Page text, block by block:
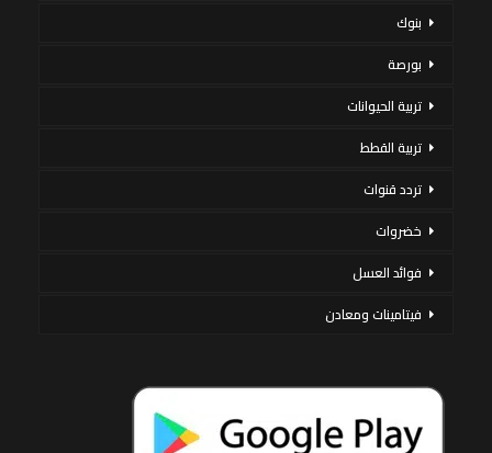
بنوك
بورصة
تربية الحيوانات
تربية القطط
تردد قنوات
خضروات
فوائد العسل
فيتامينات ومعادن